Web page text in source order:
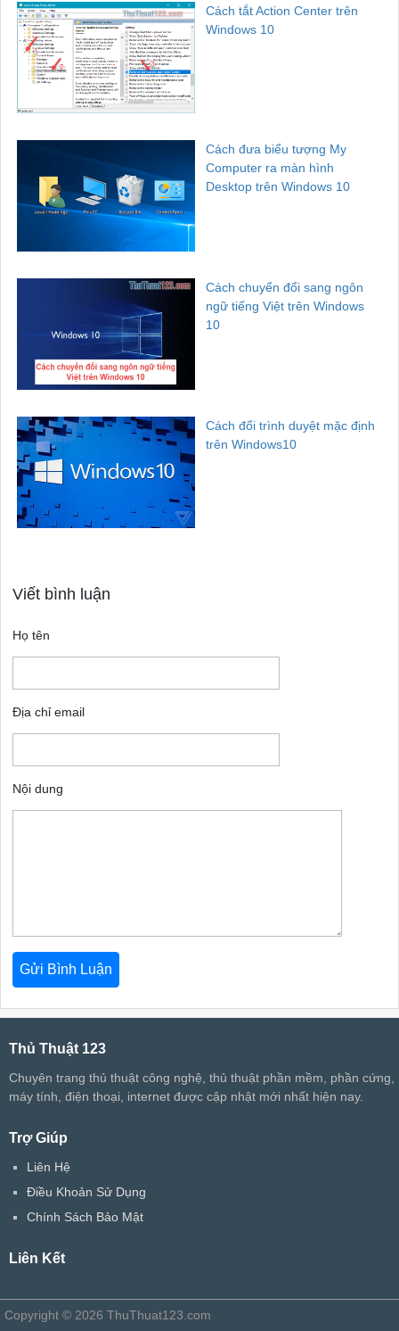
Cách tắt Action Center trên
Windows 10
Cách đưa biểu tượng My
Computer ra màn hình
Desktop trên Windows 10
Cách chuyển đổi sang ngôn
ngữ tiếng Việt trên Windows
10
Cách đổi trình duyệt mặc định
trên Windows10
Viết bình luận
Họ tên
Địa chỉ email
Nội dung
Thủ Thuật 123
Chuyên trang thủ thuật công nghệ, thủ thuật phần mềm, phần cứng,
máy tính, điện thoại, internet được cập nhật mới nhất hiện nay.
Trợ Giúp
Liên Hệ
Điều Khoản Sử Dụng
Chính Sách Bảo Mật
Liên Kết
Copyright © 2026 ThuThuat123.com